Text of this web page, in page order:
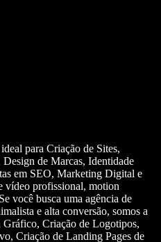
para Criação de Sites,
de Marcas, Identidade
em SEO, Marketing Digital e
vídeo profissional, motion
você busca uma agência de
e alta conversão, somos a
Gráfico, Criação de Logotipos,
Criação de Landing Pages de